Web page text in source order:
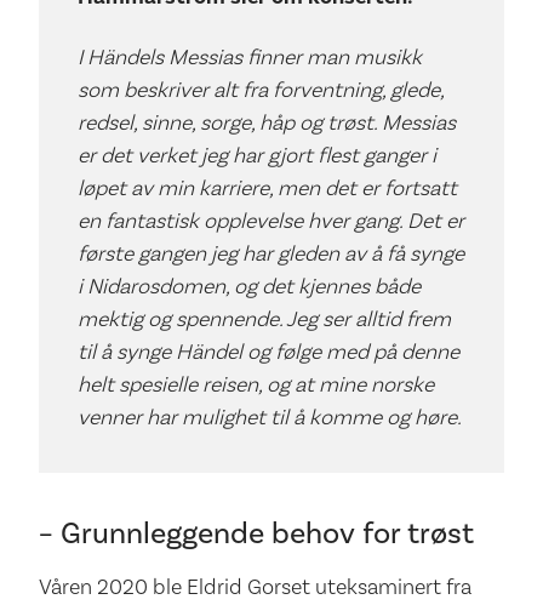
I Händels Messias finner man musikk
som beskriver alt fra forventning, glede,
redsel, sinne, sorge, håp og trøst. Messias
er det verket jeg har gjort flest ganger i
løpet av min karriere, men det er fortsatt
en fantastisk opplevelse hver gang. Det er
første gangen jeg har gleden av å få synge
i Nidarosdomen, og det kjennes både
mektig og spennende. Jeg ser alltid frem
til å synge Händel og følge med på denne
helt spesielle reisen, og at mine norske
venner har mulighet til å komme og høre.
– Grunnleggende behov for trøst
Våren 2020 ble Eldrid Gorset uteksaminert fra